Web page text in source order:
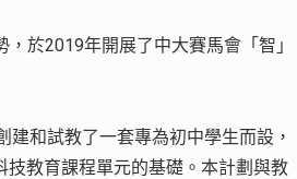
於2019年開展了中大賽馬會「智」
和試教了一套專為初中學生而設，
教育課程單元的基礎。本計劃與教